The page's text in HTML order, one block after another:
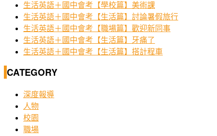
生活英語＋國中會考【學校篇】美術課
生活英語＋國中會考【生活篇】討論暑假旅行
生活英語＋國中會考【職場篇】歡迎新同事
生活英語＋國中會考【生活篇】牙痛了
生活英語＋國中會考【生活篇】搭計程車
CATEGORY
深度報導
人物
校園
職場